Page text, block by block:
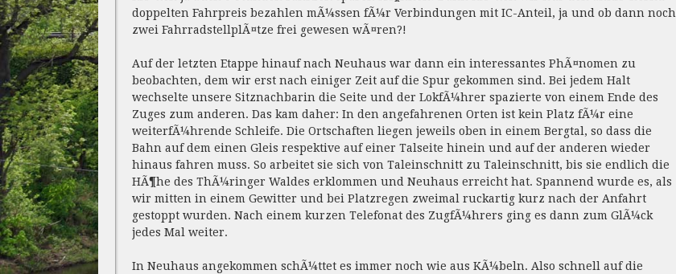
doppelten Fahrpreis bezahlen mÃ¼ssen fÃ¼r Verbindungen mit IC-Anteil, ja und ob dann noch
zwei FahrradstellplÃ¤tze frei gewesen wÃ¤ren?!
Auf der letzten Etappe hinauf nach Neuhaus war dann ein interessantes PhÃ¤nomen zu
beobachten, dem wir erst nach einiger Zeit auf die Spur gekommen sind. Bei jedem Halt
wechselte unsere Sitznachbarin die Seite und der LokfÃ¼hrer spazierte von einem Ende des
Zuges zum anderen. Das kam daher: In den angefahrenen Orten ist kein Platz fÃ¼r eine
weiterfÃ¼hrende Schleife. Die Ortschaften liegen jeweils oben in einem Bergtal, so dass die
Bahn auf dem einen Gleis respektive auf einer Talseite hinein und auf der anderen wieder
hinaus fahren muss. So arbeitet sie sich von Taleinschnitt zu Taleinschnitt, bis sie endlich die
HÃ¶he des ThÃ¼ringer Waldes erklommen und Neuhaus erreicht hat. Spannend wurde es, als
wir mitten in einem Gewitter und bei Platzregen zweimal ruckartig kurz nach der Anfahrt
gestoppt wurden. Nach einem kurzen Telefonat des ZugfÃ¼hrers ging es dann zum GlÃ¼ck
jedes Mal weiter.
In Neuhaus angekommen schÃ¼ttet es immer noch wie aus KÃ¼beln. Also schnell auf die